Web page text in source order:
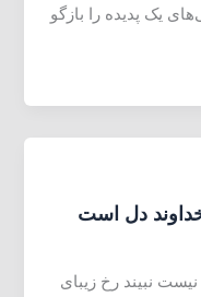
یک پدیده را بازگو
دل است
نبیند رخ زیبای